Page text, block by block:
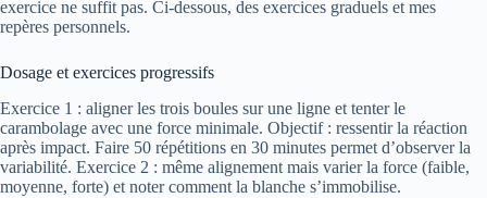
exercice ne suffit pas. Ci-dessous, des exercices graduels et mes
repères personnels.
Dosage et exercices progressifs
Exercice 1 : aligner les trois boules sur une ligne et tenter le
carambolage avec une force minimale. Objectif : ressentir la réaction
après impact. Faire 50 répétitions en 30 minutes permet d’observer la
variabilité. Exercice 2 : même alignement mais varier la force (faible,
moyenne, forte) et noter comment la blanche s’immobilise.